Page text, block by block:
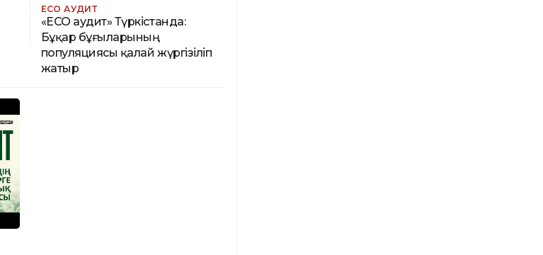
ECO АУДИТ
«ECO аудит» Түркістанда:
Бұқар бұғыларының
популяциясы қалай жүргізіліп
жатыр